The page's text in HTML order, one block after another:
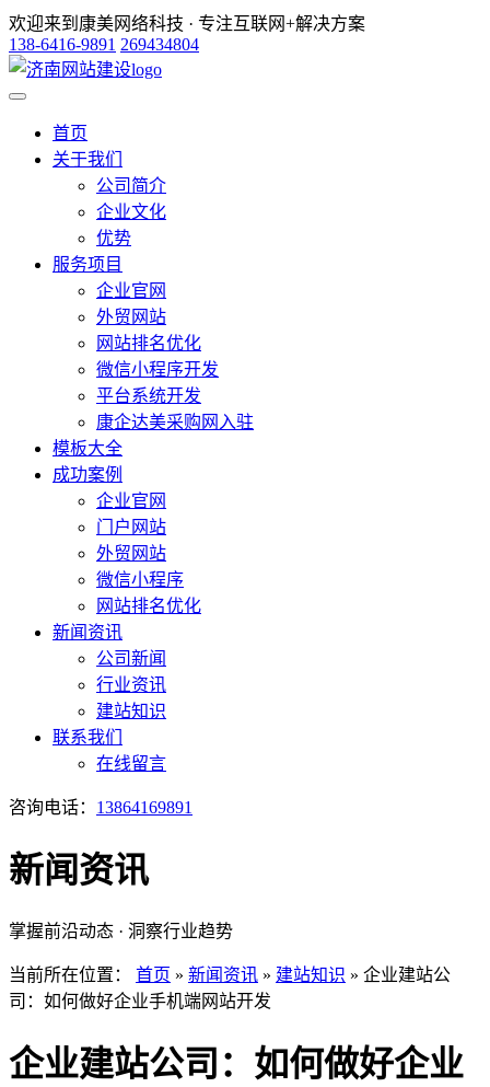
欢迎来到康美网络科技 · 专注互联网+解决方案
138-6416-9891 269434804
首页
关于我们
公司简介
企业文化
优势
服务项目
企业官网
外贸网站
网站排名优化
微信小程序开发
平台系统开发
康企达美采购网入驻
模板大全
成功案例
企业官网
门户网站
外贸网站
微信小程序
网站排名优化
新闻资讯
公司新闻
行业资讯
建站知识
联系我们
在线留言
咨询电话： 13864169891
新闻资讯
掌握前沿动态 · 洞察行业趋势
当前所在位置： 首页 » 新闻资讯 » 建站知识 » 企业建站公
司：如何做好企业手机端网站开发
企业建站公司：如何做好企业